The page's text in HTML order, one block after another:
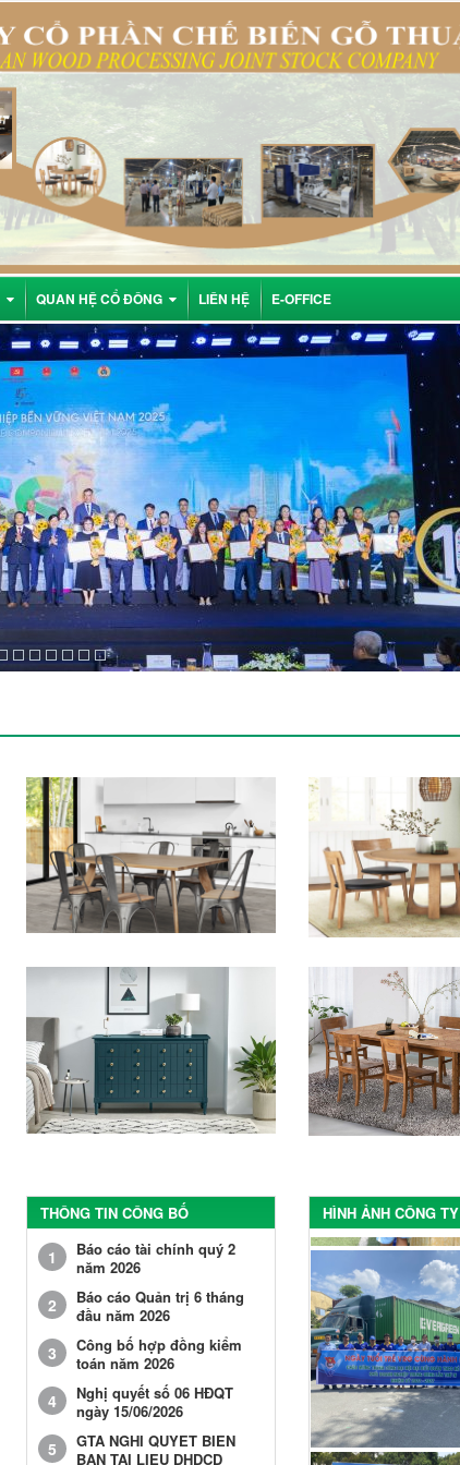
QUAN HỆ CỔ ĐÔNG LIÊN HỆ E-OFFICE
THÔNG TIN CÔNG BỐ
1
Báo cáo tài chính quý 2
năm 2026
2
Báo cáo Quản trị 6 tháng
đầu năm 2026
3
Công bố hợp đồng kiểm
toán năm 2026
4
Nghị quyết số 06 HĐQT
ngày 15/06/2026
5
GTA NGHI QUYET BIEN
BAN TAI LIEU DHDCD
HÌNH ẢNH CÔNG TY